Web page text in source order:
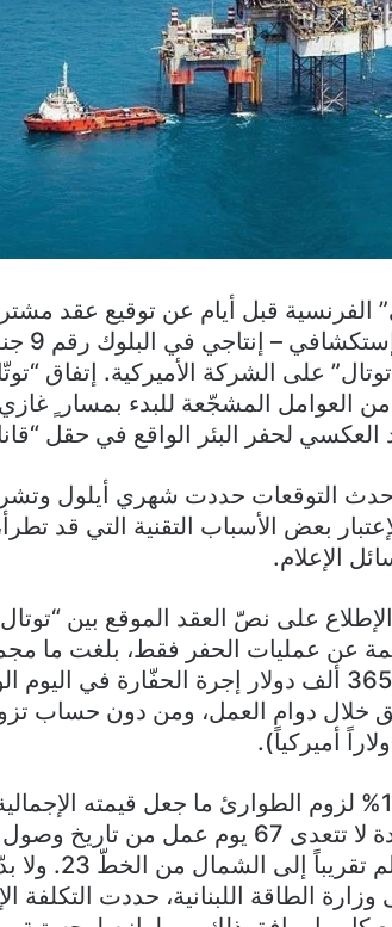
الفرنسية قبل أيام عن توقيع عقد
أوشن”
على الشركة الأميركية. إتفاق
من العوامل المشجّعة للبدء بمسار
العكسي لحفر البئر الواقع في حقل
أحدث التوقعات حددت شهري أيلول
بعض الأسباب التقنية التي قد
الإعلام.
على نصّ العقد الموقع بين
ألف دولاراً أميركياً، بمعدل 365 ألف دولار إجرة
دوام العمل، ومن دون حساب
ألف دولاراً تقريباً، وذلك لمدة لا تتعدى 67
الذي حُدد على
الطاقة اللبنانية، حددت التكلفة